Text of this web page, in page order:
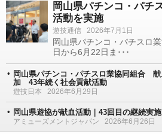
岡山県パチンコ・パチ
活動を実施
遊技通信 2026年7月1日
岡山県パチンコ・パチスロ
日から6月22日ま･･･
岡山県パチンコ・パチスロ業協同組合
加 43年続く社会貢献活動
遊技日本 2026年6月29日
岡山県遊協が献血活動｜43回目の継続実
アミューズメントジャパン 2026年6月26日